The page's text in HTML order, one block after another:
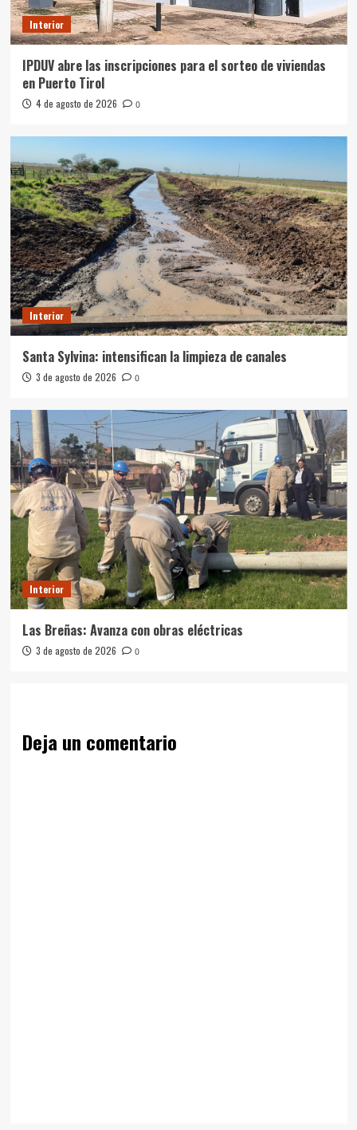
Interior
IPDUV abre las inscripciones para el sorteo de viviendas
en Puerto Tirol
4 de agosto de 2026 0
Interior
Santa Sylvina: intensifican la limpieza de canales
3 de agosto de 2026 0
Interior
Las Breñas: Avanza con obras eléctricas
3 de agosto de 2026 0
Deja un comentario